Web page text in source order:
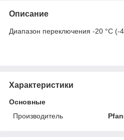
Описание
Диапазон переключения -20 °C (-
Характеристики
Основные
Производитель